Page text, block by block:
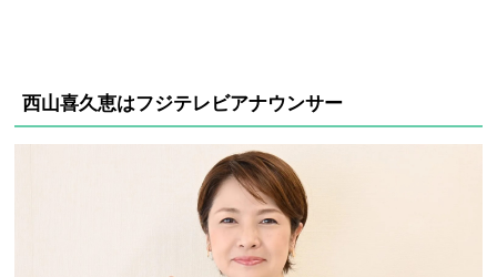
西山喜久恵はフジテレビアナウンサー